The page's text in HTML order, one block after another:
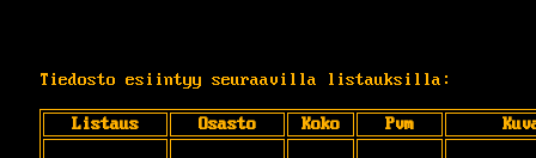
Tiedosto esiintyy seuraavilla listauksilla:
Listaus Osasto Koko Pvm